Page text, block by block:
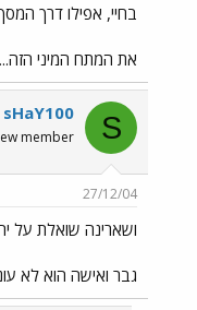
בחיי, אפילו דרך
את המתח המיני
S
sHaY100
member
27/12/04
ושארינה שואלת על
גבר ואישה הוא לא